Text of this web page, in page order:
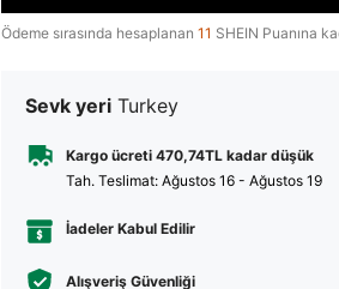
Ödeme sırasında hesaplanan 11 SHEIN Puanına
Sevk yeri Turkey
Kargo ücreti 470,74TL kadar düşük
Tah. Teslimat: Ağustos 16 - Ağustos 19
İadeler Kabul Edilir
Alışveriş Güvenliği